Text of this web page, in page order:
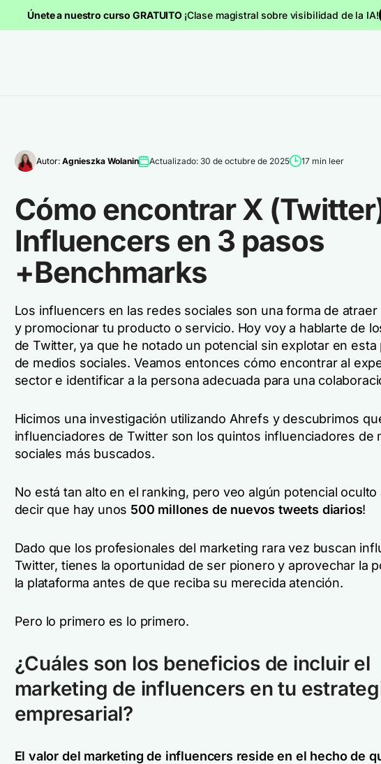
Únete a nuestro curso GRATUITO ¡Clase magistral sobre visibilidad de la IA!
Autor: Agnieszka Wolanin Actualizado: 30 de octubre de 2025 17 min leer
Cómo encontrar X
Influencers en 3 pasos
+Benchmarks
Los influencers en las redes sociales son una forma de atraer
y promocionar tu producto o servicio. Hoy voy a hablarte de
de Twitter, ya que he notado un potencial sin explotar en esta
de medios sociales. Veamos entonces cómo encontrar al
sector e identificar a la persona adecuada para una
Hicimos una investigación utilizando Ahrefs y descubrimos
influenciadores de Twitter son los quintos influenciadores de
sociales más buscados.
No está tan alto en el ranking, pero veo algún potencial oculto
decir que hay unos 500 millones de nuevos tweets diarios!
Dado que los profesionales del marketing rara vez buscan
Twitter, tienes la oportunidad de ser pionero y aprovechar la
la plataforma antes de que reciba su merecida atención.
Pero lo primero es lo primero.
¿Cuáles son los beneficios de incluir el
marketing de influencers en tu
empresarial?
El valor del marketing de influencers reside en el hecho de